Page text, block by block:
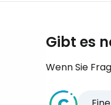
Gibt es
Wenn Sie